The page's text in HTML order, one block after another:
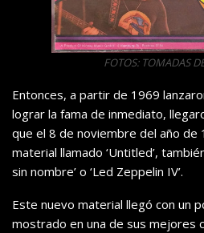
FOTOS: TOMADAS
Entonces, a partir de 1969
lograr la fama de inmediato,
que el 8 de noviembre del año de
material llamado ‘Untitled’,
sin nombre’ o ‘Led Zeppelin IV’.
Este nuevo material llegó con un
mostrado en una de sus mejores